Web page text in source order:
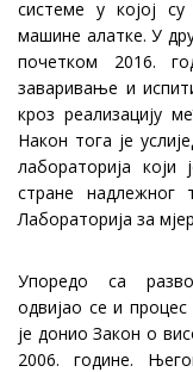
системе у којој су
машине алатке. У
почетком 2016.
заваривање и
кроз реализацију
Након тога је
лабораторија
стране надлежног
Лабораторија за
Упоредо са
одвијао се и
је донио Закон о
2006. године.